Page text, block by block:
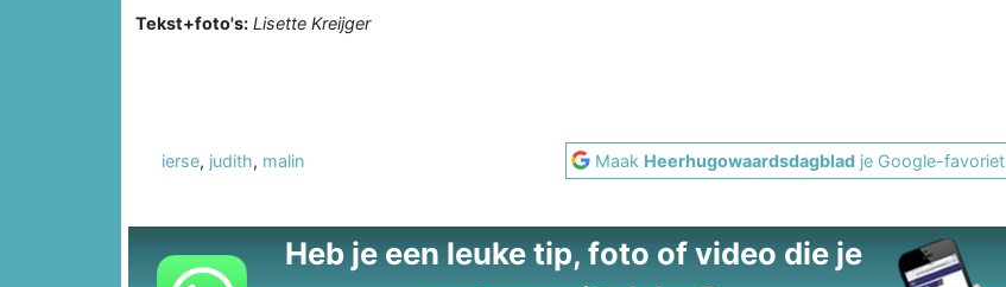
Tekst+foto's: Lisette Kreijger
ierse, judith, malin Maak Heerhugowaardsdagblad je Google-favoriet
Heb je een leuke tip, foto of video die je